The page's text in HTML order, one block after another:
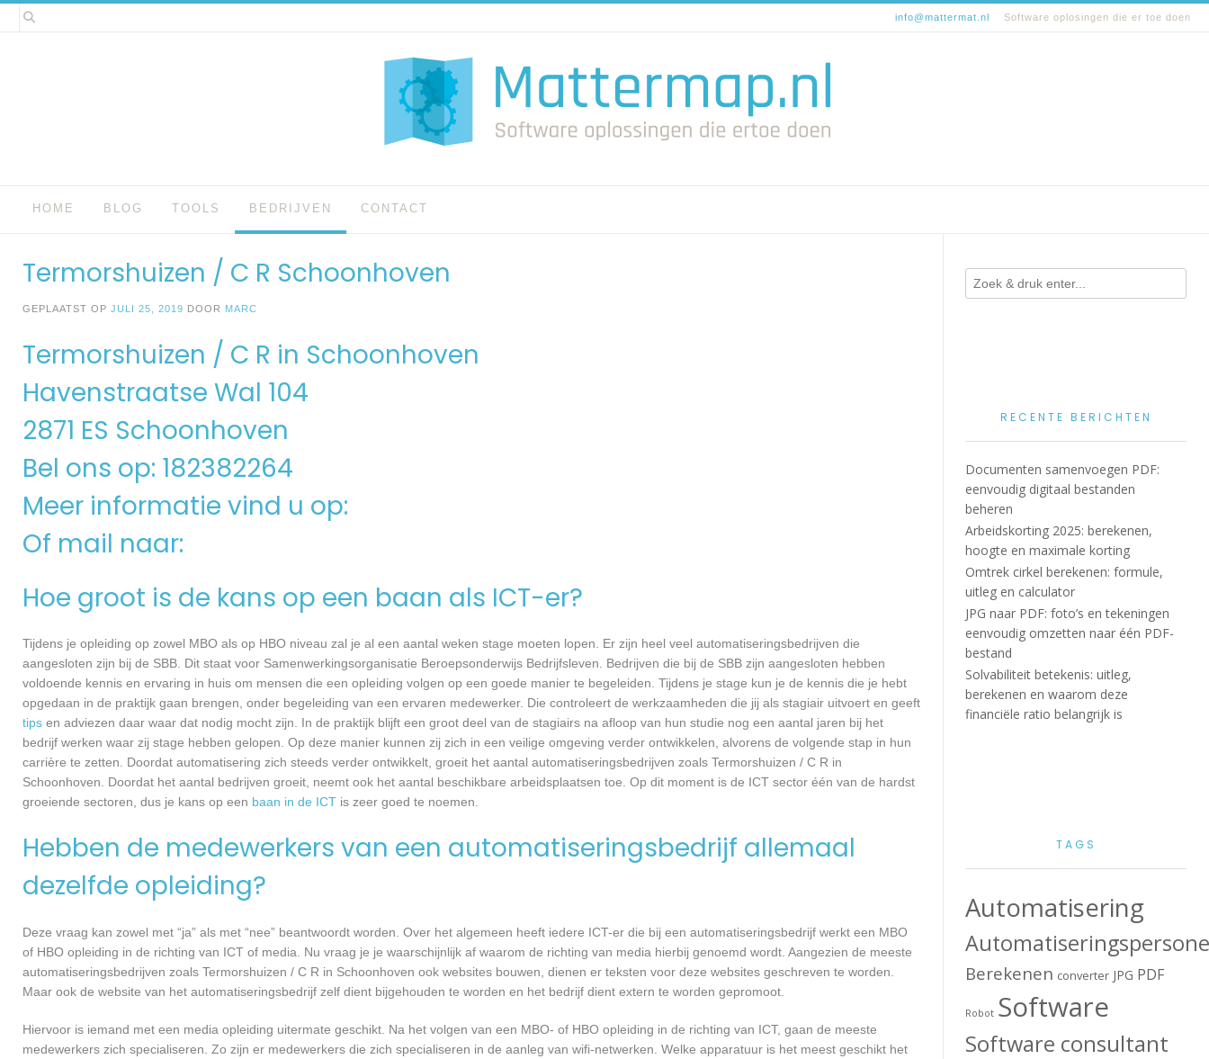
Spring
naar
info@mattermat.nl Software oplosingen die er toe doen
HOME BLOG TOOLS BEDRIJVEN CONTACT
Termorshuizen / C R Schoonhoven
GEPLAATST OP JULI 25, 2019 DOOR MARC
Termorshuizen / C R in Schoonhoven
Havenstraatse Wal 104
2871 ES Schoonhoven
Bel ons op: 182382264
Meer informatie vind u op:
Of mail naar:
Hoe groot is de kans op een baan als ICT-er?
Tijdens je opleiding op zowel MBO als op HBO niveau zal je al een aantal weken stage moeten lopen. Er zijn heel veel automatiseringsbedrijven die
aangesloten zijn bij de SBB. Dit staat voor Samenwerkingsorganisatie Beroepsonderwijs Bedrijfsleven. Bedrijven die bij de SBB zijn aangesloten hebben
voldoende kennis en ervaring in huis om mensen die een opleiding volgen op een goede manier te begeleiden. Tijdens je stage kun je de kennis die je hebt
opgedaan in de praktijk gaan brengen, onder begeleiding van een ervaren medewerker. Die controleert de werkzaamheden die jij als stagiair uitvoert en geeft
tips en adviezen daar waar dat nodig mocht zijn. In de praktijk blijft een groot deel van de stagiairs na afloop van hun studie nog een aantal jaren bij het
bedrijf werken waar zij stage hebben gelopen. Op deze manier kunnen zij zich in een veilige omgeving verder ontwikkelen, alvorens de volgende stap in hun
carrière te zetten. Doordat automatisering zich steeds verder ontwikkelt, groeit het aantal automatiseringsbedrijven zoals Termorshuizen / C R in
Schoonhoven. Doordat het aantal bedrijven groeit, neemt ook het aantal beschikbare arbeidsplaatsen toe. Op dit moment is de ICT sector één van de hardst
groeiende sectoren, dus je kans op een baan in de ICT is zeer goed te noemen.
Hebben de medewerkers van een automatiseringsbedrijf allemaal
dezelfde opleiding?
Deze vraag kan zowel met “ja” als met “nee” beantwoordt worden. Over het algemeen heeft iedere ICT-er die bij een automatiseringsbedrijf werkt een MBO
of HBO opleiding in de richting van ICT of media. Nu vraag je je waarschijnlijk af waarom de richting van media hierbij genoemd wordt. Aangezien de meeste
automatiseringsbedrijven zoals Termorshuizen / C R in Schoonhoven ook websites bouwen, dienen er teksten voor deze websites geschreven te worden.
Maar ook de website van het automatiseringsbedrijf zelf dient bijgehouden te worden en het bedrijf dient extern te worden gepromoot.
Hiervoor is iemand met een media opleiding uitermate geschikt. Na het volgen van een MBO- of HBO opleiding in de richting van ICT, gaan de meeste
medewerkers zich specialiseren. Zo zijn er medewerkers die zich specialiseren in de aanleg van wifi-netwerken. Welke apparatuur is het meest geschikt het
RECENTE BERICHTEN
Documenten samenvoegen PDF:
eenvoudig digitaal bestanden
beheren
Arbeidskorting 2025: berekenen,
hoogte en maximale korting
Omtrek cirkel berekenen: formule,
uitleg en calculator
JPG naar PDF: foto’s en tekeningen
eenvoudig omzetten naar één PDF-
bestand
Solvabiliteit betekenis: uitleg,
berekenen en waarom deze
financiële ratio belangrijk is
TAGS
Automatisering
Berekenen converter JPG PDF
Robot Software
Software consultant